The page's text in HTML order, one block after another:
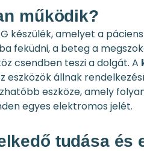
működik?
készülék, amelyet a
feküdni, a beteg a
csendben teszi a dolgát. A
állnak
eszköze, amely
egyes elektromos jelét.
tudása és